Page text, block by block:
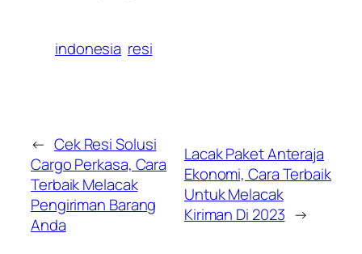
indonesia resi
← Cek Resi Solusi
Cargo Perkasa, Cara
Terbaik Melacak
Pengiriman Barang
Anda
Lacak Paket Anteraja
Ekonomi, Cara Terbaik
Untuk Melacak
Kiriman Di 2023 →